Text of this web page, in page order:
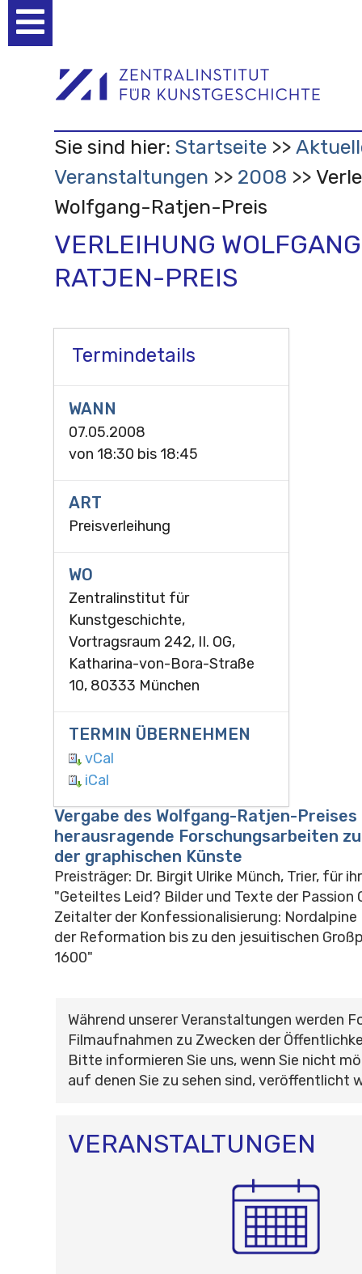
Werkzeuge
Sie sind hier: Startseite
Veranstaltungen
2008
Wolfgang-Ratjen-Preis
VERLEIHUNG
RATJEN-PREIS
Termindetails
WANN
07.05.2008
von 18:30 bis 18:45
ART
Preisverleihung
WO
Zentralinstitut für
Kunstgeschichte,
Vortragsraum 242, II. OG,
Katharina-von-Bora-Straße
10, 80333 München
TERMIN ÜBERNEHMEN
vCal
iCal
Vergabe des Wolfgang-Ratjen-
herausragende Forschungsarbeiten
der graphischen Künste
Preisträger: Dr. Birgit Ulrike Münch, Trier, für
"Geteiltes Leid? Bilder und Texte der Passion
Zeitalter der Konfessionalisierung:
der Reformation bis zu den jesuitischen
1600"
Während unserer Veranstaltungen werden
Filmaufnahmen zu Zwecken der
Bitte informieren Sie uns, wenn Sie nicht
auf denen Sie zu sehen sind, veröffentlicht
VERANSTALTUNGEN